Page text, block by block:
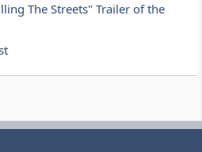
The Streets" Trailer of the